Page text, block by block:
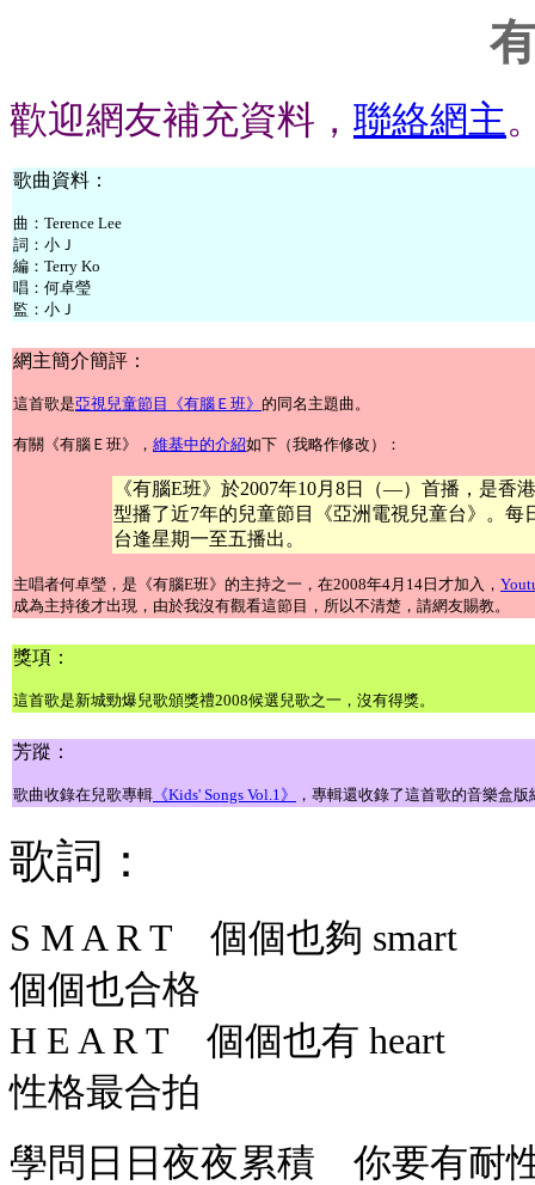
歡迎網友補充資料， 聯絡網主
歌曲資料：
曲：Terence Lee
詞：小Ｊ
編：Terry Ko
唱：何卓瑩
監：小Ｊ
網主簡介簡評：
這首歌是亞視兒童節目《有腦Ｅ班》 的同名主題曲。
有關《有腦Ｅ班》， 維基中的介紹如下（我略作修改）：
《有腦E班》於2007年10月8日（—）首播，是香
型播了近7年的兒童節目《亞洲電視兒童台》。
台逢星期一至五播出。
主唱者何卓瑩，是《有腦E班》的主持之一，在2008年4月14日才加入，
成為主持後才出現，由於我沒有觀看這節目，所以不清楚，請網友賜教。
獎項：
這首歌是新城勁爆兒歌頒獎禮2008候選兒歌之一，沒有得獎。
芳蹤：
歌曲收錄在兒歌專輯 《Kids' Songs Vol.1》 ，專輯還收錄了這首歌的音樂盒版
歌詞：
S M A R T 個個也夠 smart
個個也合格
H E A R T 個個也有 heart
性格最合拍
學問日日夜夜累積 你要有耐